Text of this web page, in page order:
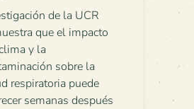
de la UCR
que el impacto
y la
sobre la
respiratoria puede
semanas después